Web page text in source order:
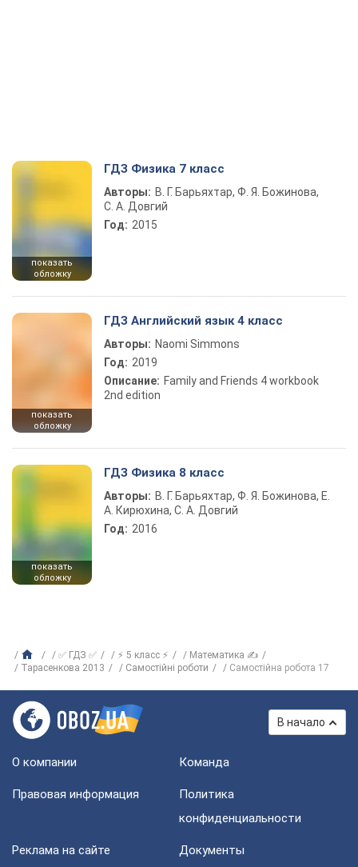
показать
обложку
ГДЗ Физика 7 класс
Авторы: В. Г. Барьяхтар, Ф. Я. Божинова,
С. А. Довгий
Год: 2015
показать
обложку
ГДЗ Английский язык 4 класс
Авторы: Naomi Simmons
Год: 2019
Описание: Family and Friends 4 workbook
2nd edition
показать
обложку
ГДЗ Физика 8 класс
Авторы: В. Г. Барьяхтар, Ф. Я. Божинова, Е.
А. Кирюхина, С. А. Довгий
Год: 2016
✅ ГДЗ ✅ ⚡ 5 класс ⚡
Математика ✍
Тарасенкова 2013
Самостійні роботи Самостійна робота 17
В начало
О компании Команда
Правовая информация
Политика
конфиденциальности
Реклама на сайте Документы